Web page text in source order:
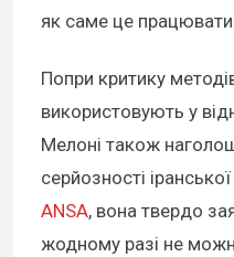
як саме це
Попри критику
використовують у
Мелоні також
серйозності
ANSA, вона твердо
жодному разі не